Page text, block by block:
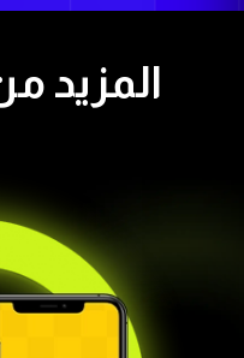
المزيد